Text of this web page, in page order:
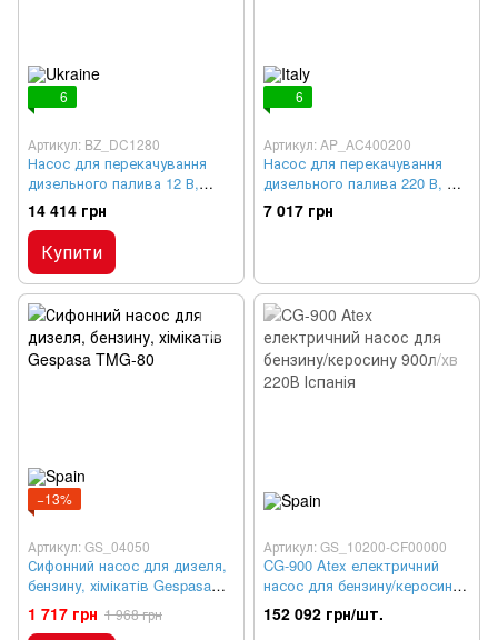
6
Артикул: BZ_DC1280
Насос для перекачування
дизельного палива 12 В,
БЕНЗА Н12-80
14 414 грн
Купити
6
Артикул: AP_AC400200
Насос для перекачування
дизельного палива 220 В, AC
TECH 220-40
7 017 грн
−13%
Артикул: GS_04050
Сифонний насос для дизеля,
бензину, хімікатів Gespasa
TMG-80
1 717 грн 1 968 грн
Артикул: GS_10200-CF00000
CG-900 Atex електричний
насос для бензину/керосину
900л/хв 220В Іспанія
152 092 грн/шт.